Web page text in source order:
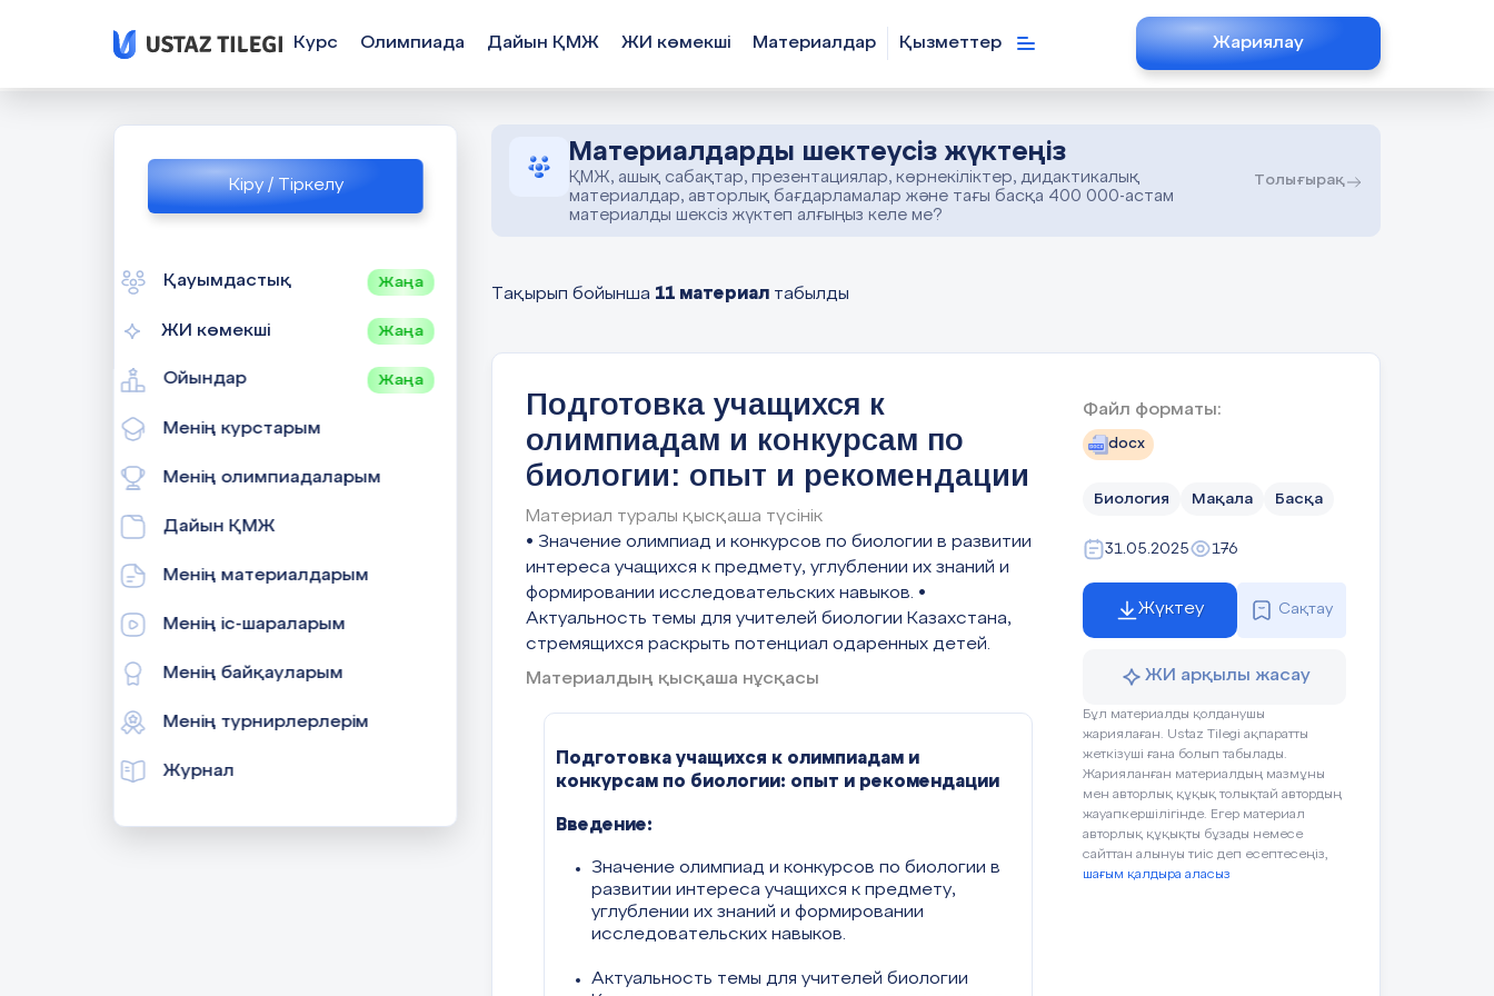
Кіру / Тіркелу
Қауымдастық Жаңа
ЖИ көмекші Жаңа
Ойындар Жаңа
Менің курстарым
Менің олимпиадаларым
Дайын ҚМЖ
Менің материалдарым
Менің іс-шараларым
Менің байқауларым
Менің турнирлерлерім
Журнал
Курс Олимпиада Дайын ҚМЖ ЖИ көмекші Материалдар Қызметтер Жариялау
Материалдарды шектеусіз жүктеңіз
ҚМЖ, ашық сабақтар, презентациялар, көрнекіліктер, дидактикалық
материалдар, авторлық бағдарламалар және тағы басқа 400 000-астам
материалды шексіз жүктеп алғыңыз келе ме?
Толығырақ
Тақырып бойынша 11 материал табылды
Подготовка учащихся к
олимпиадам и конкурсам по
биологии: опыт и рекомендации
Материал туралы қысқаша түсінік
• Значение олимпиад и конкурсов по биологии в развитии
интереса учащихся к предмету, углублении их знаний и
формировании исследовательских навыков. •
Актуальность темы для учителей биологии Казахстана,
стремящихся раскрыть потенциал одаренных детей.
Материалдың қысқаша нұсқасы
Подготовка учащихся к олимпиадам и
конкурсам по биологии: опыт и рекомендации
Введение:
Значение олимпиад и конкурсов по биологии в
развитии интереса учащихся к предмету,
углублении их знаний и формировании
исследовательских навыков.
Актуальность темы для учителей биологии
Файл форматы:
docx
Биология Мақала Басқа
31.05.2025 176
Жүктеу Сақтау
ЖИ арқылы жасау
Бұл материалды қолданушы
жариялаған. Ustaz Tilegi ақпаратты
жеткізуші ғана болып табылады.
Жарияланған материалдың мазмұны
мен авторлық құқық толықтай автордың
жауапкершілігінде. Егер материал
авторлық құқықты бұзады немесе
сайттан алынуы тиіс деп есептесеңіз,
шағым қалдыра аласыз